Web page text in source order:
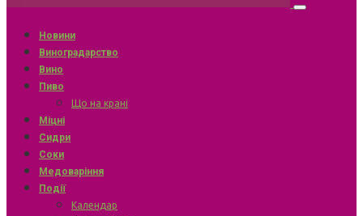
Новини
Виноградарство
Вино
Пиво
Що на крані
Міцні
Сидри
Соки
Медоваріння
Події
Календар